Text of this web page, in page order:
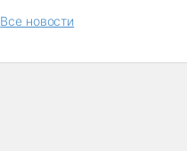
Все новости